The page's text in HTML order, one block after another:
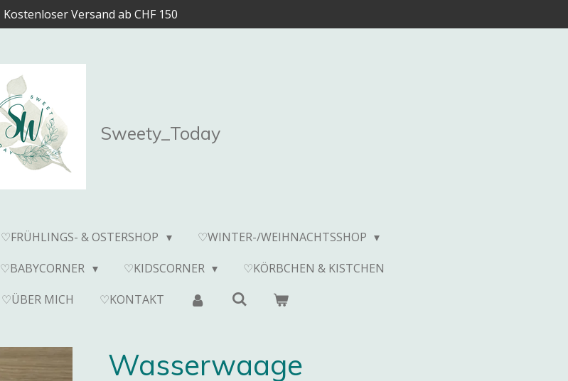
Kostenloser Versand ab CHF 150
Sweety_Today
♡FRÜHLINGS- & OSTERSHOP
♡WINTER-/WEIHNACHTSSHOP
♡BABYCORNER ♡KIDSCORNER
♡KÖRBCHEN & KISTCHEN
♡ÜBER MICH ♡KONTAKT
Wasserwaage